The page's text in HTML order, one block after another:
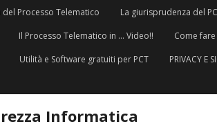
del Processo Telematico
La giurisprudenza del
Il Processo Telematico in … Video!!
Come
Utilità e Software gratuiti per PCT
PRIVACY E
Informatica